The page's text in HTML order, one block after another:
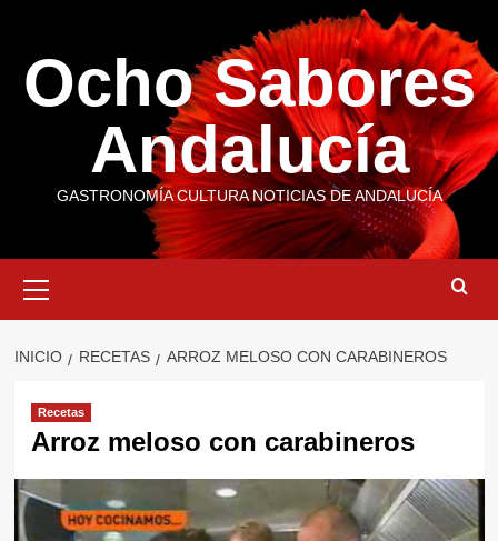
contenido
Ocho Sabores
Andalucía
GASTRONOMÍA CULTURA NOTICIAS DE ANDALUCÍA
primario
INICIO RECETAS ARROZ MELOSO CON CARABINEROS
Recetas
Arroz meloso con carabineros